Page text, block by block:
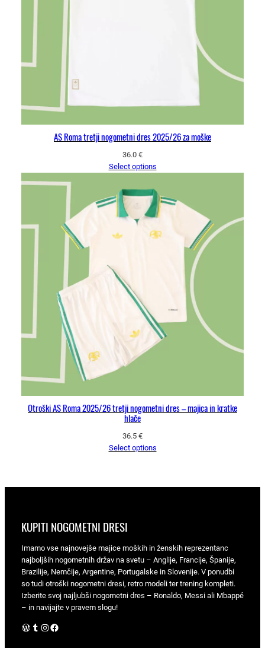
AS Roma tretji nogometni dres 2025/26 za moške
36.0 €
Select options
Otroški AS Roma 2025/26 tretji nogometni dres – majica in kratke
hlače
36.5 €
Select options
KUPITI NOGOMETNI DRESI
Imamo vse najnovejše majice moških in ženskih reprezentanc
najboljših nogometnih držav na svetu – Anglije, Francije, Španije,
Brazilije, Nemčije, Argentine, Portugalske in Slovenije. V ponudbi
so tudi otroški nogometni dresi, retro modeli ter trening kompleti.
Izberite svoj najljubši nogometni dres – Ronaldo, Messi ali Mbappé
– in navijajte v pravem slogu!
WordPress Instagram Facebook